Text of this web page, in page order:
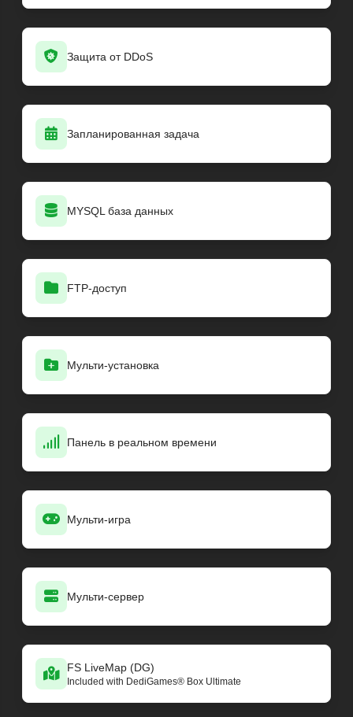
Защита от DDoS
Запланированная задача
MYSQL база данных
FTP-доступ
Мульти-установка
Панель в реальном времени
Мульти-игра
Мульти-сервер
FS LiveMap (DG)
Included with DediGames® Box Ultimate